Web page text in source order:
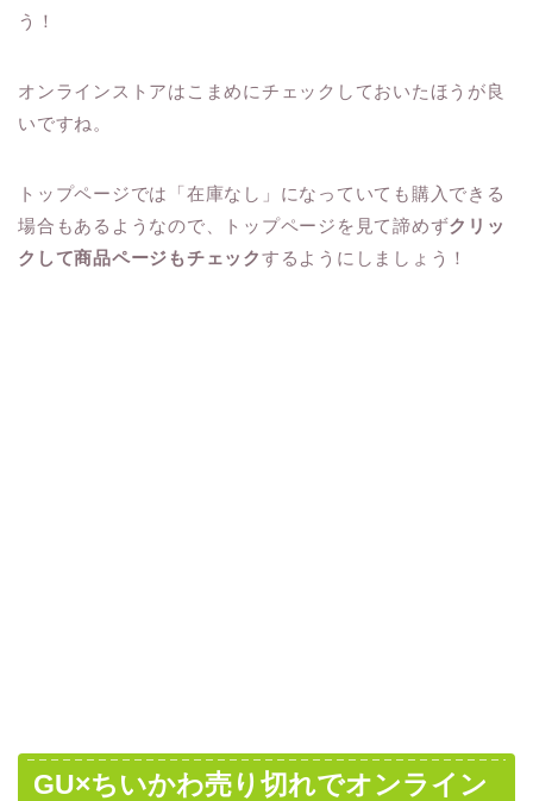
う！
オンラインストアはこまめにチェックしておいたほうが良
いですね。
トップページでは「在庫なし」になっていても購入できる
場合もあるようなので、トップページを見て諦めずクリッ
クして商品ページもチェックするようにしましょう！
GU×ちいかわ売り切れでオンライン